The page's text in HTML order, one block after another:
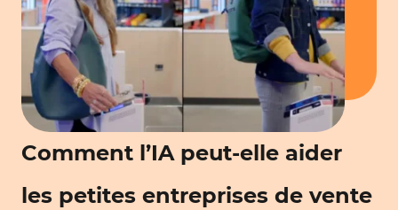
Comment l’IA peut-elle aider
les petites entreprises de vente